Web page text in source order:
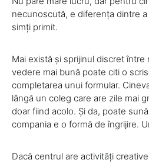
necunoscută, e diferența dintre
simți primit.
Mai există și sprijinul discret între
vedere mai bună poate citi o
completarea unui formular.
lângă un coleg care are zile mai
doar fiind acolo. Și da, poate
compania e o formă de îngrijire.
Dacă centrul are activități